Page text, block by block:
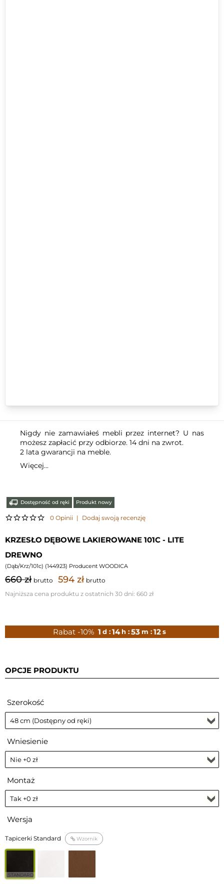
Nigdy nie zamawiałeś mebli przez internet? U nas
możesz zapłacić przy odbiorze. 14 dni na zwrot.
2 lata gwarancji na meble.
Więcej...
Dostępność od ręki Produkt nowy
0 Opinii | Dodaj swoją recenzję
KRZESŁO DĘBOWE LAKIEROWANE 101C - LITE
DREWNO
(Dąb/Krz/101c) (144923) Producent WOODICA
660 zł brutto 594 zł brutto
Najniższa cena produktu z ostatnich 30 dni: 660 zł
Rabat -10% 1 d : 14 h : 53 m : 10 s
OPCJE PRODUKTU
Szerokość
Wniesienie
Montaż
Wersja
Tapicerki Standard Wzornik
STANDARD